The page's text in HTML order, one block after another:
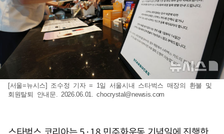
[서울=뉴시스] 조수정 기자 = 1일 서울시내 스타벅스 매장의 환불 및
회원탈퇴 안내문. 2026.06.01.chocrystal@newsis.com